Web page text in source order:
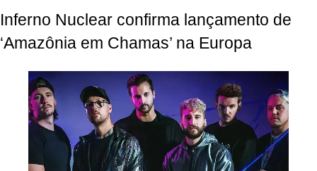
Inferno Nuclear confirma lançamento de
‘Amazônia em Chamas’ na Europa